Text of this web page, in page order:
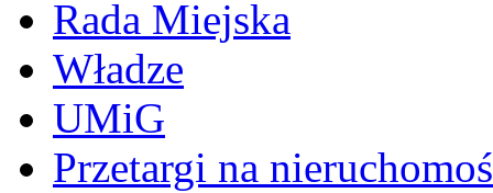
Rada Miejska
Władze
UMiG
Przetargi na